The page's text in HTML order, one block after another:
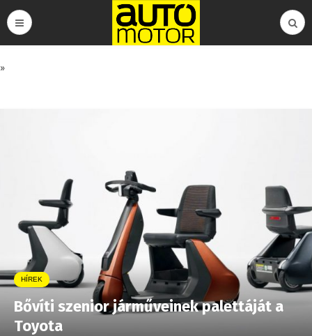
»
HÍREK
Bővíti szenior járműveinek palettáját a
Toyota